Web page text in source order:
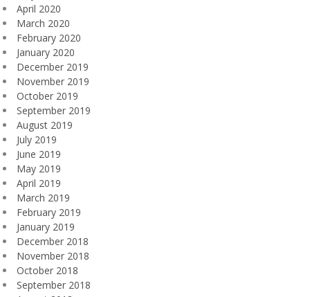
April 2020
March 2020
February 2020
January 2020
December 2019
November 2019
October 2019
September 2019
August 2019
July 2019
June 2019
May 2019
April 2019
March 2019
February 2019
January 2019
December 2018
November 2018
October 2018
September 2018